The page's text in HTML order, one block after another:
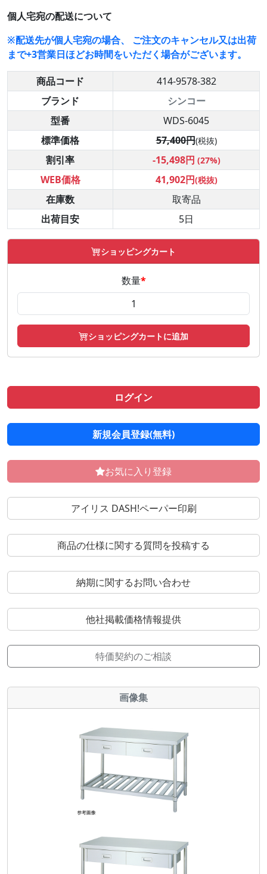
個人宅宛の配送について
※配送先が個人宅宛の場合、 ご注文のキャンセル又は出荷
まで+3営業日ほどお時間をいただく場合がございます。
商品コード
414-9578-382
ブランド
シンコー
型番
WDS-6045
標準価格
57,400円(税抜)
割引率 -15,498円 (27%)
WEB価格 41,902円(税抜)
在庫数
取寄品
出荷目安
5日
ショッピングカート
数量*
ショッピングカートに追加
ログイン
新規会員登録(無料)
お気に入り登録
アイリス DASH!ペーパー印刷
商品の仕様に関する質問を投稿する
納期に関するお問い合わせ
他社掲載価格情報提供
特価契約のご相談
画像集